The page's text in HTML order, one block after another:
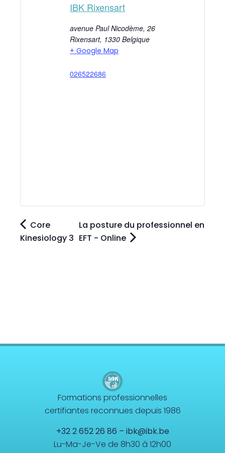
IBK Rixensart
avenue Paul Nicodème, 26
Rixensart, 1330 Belgique
+ Google Map
026522686
Core
Kinesiology 3
La posture du professionnel en
EFT - Online
Formations professionnelles
certifiantes reconnues depuis 1986
+32 2 652 26 86 – ibk@ibk.be
Lu-Ma-Je-Ve de 8h30 à 12h00